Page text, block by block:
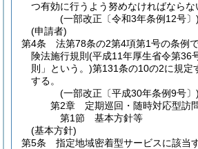
つ有効に行うよう努めなければならな
(一部改正〔令和3年条例12号〕)
(申請者)
第4条
法第78条の2第4項第1号の条例
険法施行規則 (平成11年厚生省令第36
則」という。)第131条の10の2に規定
する。
(一部改正〔平成30年条例9号〕)
第2章
定期巡回・随時対応型訪
第1節
基本方針等
(基本方針)
第5条
指定地域密着型サービスに該当